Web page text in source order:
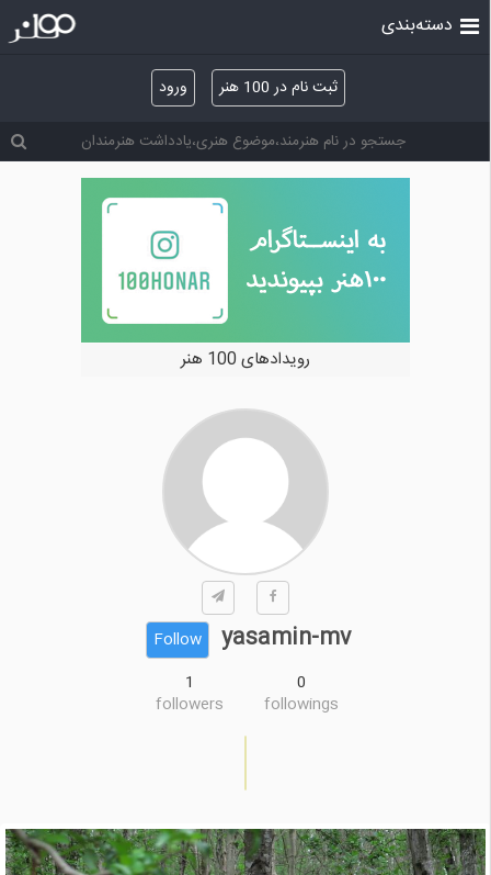
ثبت نام در 100 هنر ورود
دسته‌بندی
رویدادهای 100 هنر
yasamin-mv
Follow
0
followings
1
followers